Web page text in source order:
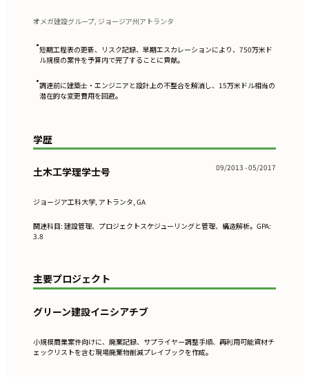
オメガ建設グループ, ジョージア州アトランタ
•短期工程表の更新、リスク記録、早期エスカレーションにより、750万米ド
ル規模の案件を予算内で完了することに貢献。
•調達前に建築士・エンジニアと設計上の不整合を解消し、15万米ドル相当の
潜在的な変更費用を回避。
学歴
土木工学理学士号 09/2013 - 05/2017
ジョージア工科大学, アトランタ, GA
関連科目: 建設管理、プロジェクトスケジューリングと管理、構造解析。GPA:
3.8
主要プロジェクト
グリーン建設イニシアチブ
小規模商業案件向けに、廃棄記録、サプライヤー調整手順、再利用可能資材チ
ェックリストを含む現場廃棄物削減プレイブックを作成。